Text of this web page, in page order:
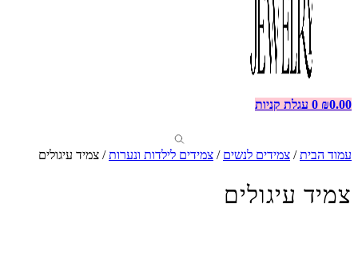
₪0.00
0 עגלת קניות
עמוד הבית/ צמידים לנשים / צמידים לילדות ונערות/ צמיד עיגולים
צמיד עיגולים